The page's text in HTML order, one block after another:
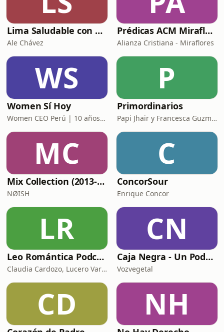
Lima Saludable con Ale Chávez
Ale Chávez
Prédicas ACM Miraflores
Alianza Cristiana - Miraflores
WS
Women Sí Hoy
Women CEO Perú | 10 años potenciando tu poder
P
Primordinarios
Papi Jhair y Francesca Guzmán
MC
Mix Collection (2013-now)
NØISH
C
ConcorSour
Enrique Concor
LR
Leo Romántica Podcast
Claudia Cardozo, Lucero Vargas y Victoria Delgado.
CN
Caja Negra - Un Podcast de Soda Stereo
Vozvegetal
CD NH